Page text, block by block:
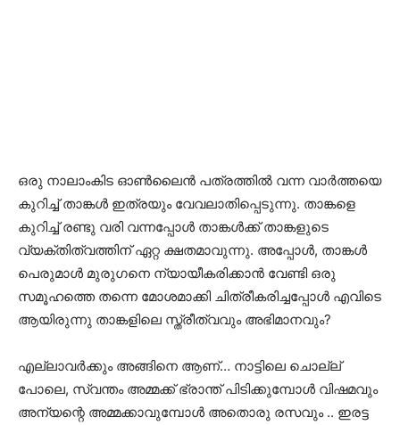
ഒരു നാലാംകിട ഓൺലൈൻ പത്രത്തിൽ വന്ന വാര്‍ത്തയെ
കുറിച്ച് താങ്കള്‍ ഇത്രയും വേവലാതിപ്പെടുന്നു. താങ്കളെ
കുറിച്ച് രണ്ടു വരി വന്നപ്പോള്‍ താങ്കള്‍ക്ക് താങ്കളുടെ
വ്യക്തിത്വത്തിന് ഏറ്റ ക്ഷതമാവുന്നു. അപ്പോൾ, താങ്കള്‍
പെരുമാള്‍ മുരുഗനെ ന്യായീകരിക്കാന്‍ വേണ്ടി ഒരു
സമൂഹത്തെ തന്നെ മോശമാക്കി ചിത്രീകരിച്ചപ്പോള്‍ എവിടെ
ആയിരുന്നു താങ്കളിലെ സ്ത്രീത്വവും അഭിമാനവും?
എല്ലാവർക്കും അങ്ങിനെ ആണ്… നാട്ടിലെ ചൊല്ല്
പോലെ, സ്വന്തം അമ്മക്ക് ഭ്രാന്ത് പിടിക്കുമ്പോള്‍ വിഷമവും
അന്യന്റെ അമ്മക്കാവുമ്പോള്‍ അതൊരു രസവും .. ഇരട്ട